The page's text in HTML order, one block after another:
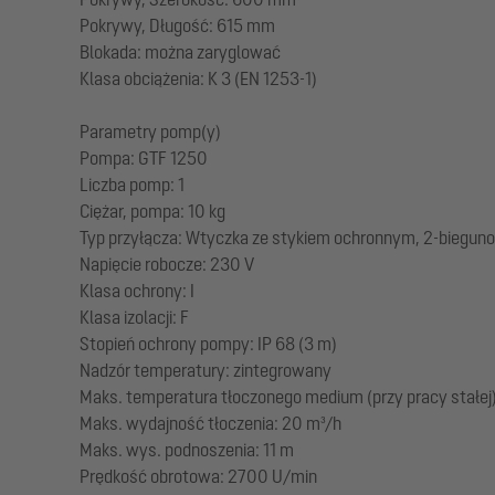
Pokrywy, Długość: 615 mm
Blokada: można zaryglować
Klasa obciążenia: K 3 (EN 1253-1)
Parametry pomp(y)
Pompa: GTF 1250
Liczba pomp: 1
Ciężar, pompa: 10 kg
Typ przyłącza: Wtyczka ze stykiem ochronnym, 2-
Napięcie robocze: 230 V
Klasa ochrony: I
Klasa izolacji: F
Stopień ochrony pompy: IP 68 (3 m)
Nadzór temperatury: zintegrowany
Maks. temperatura tłoczonego medium (przy pracy
Maks. wydajność tłoczenia: 20 m³/h
Maks. wys. podnoszenia: 11 m
Prędkość obrotowa: 2700 U/min